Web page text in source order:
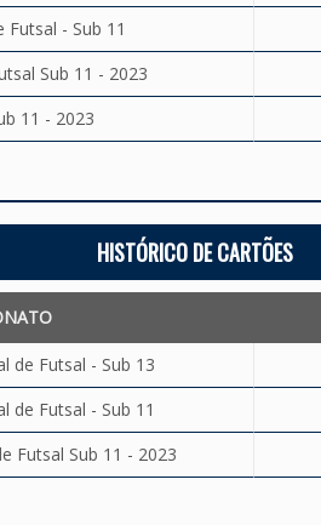
- Sub 11
Sub 11 - 2023
11 - 2023
HISTÓRICO DE CARTÕES
de Futsal - Sub 13
de Futsal - Sub 11
Futsal Sub 11 - 2023